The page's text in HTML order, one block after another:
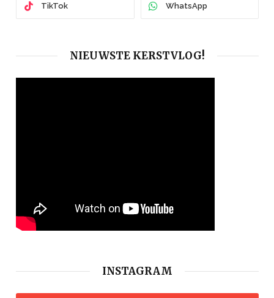
TikTok WhatsApp
NIEUWSTE KERSTVLOG!
INSTAGRAM